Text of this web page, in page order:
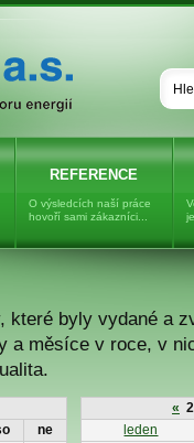
REFERENCE
O výsledcích naší práce
hovoří sami zákazníci...
které byly vydané a
a měsíce v roce, v
ne
«
leden